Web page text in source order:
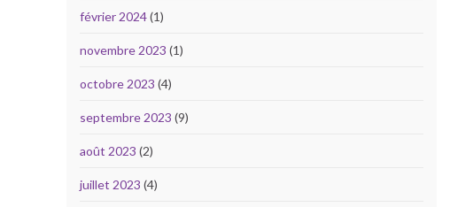
février 2024(1)
novembre 2023 (1)
octobre 2023 (4)
septembre 2023 (9)
août 2023 (2)
juillet 2023 (4)